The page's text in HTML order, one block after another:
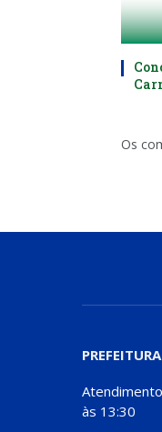
Os
às 13:30